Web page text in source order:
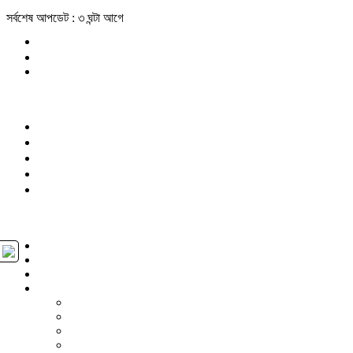
সর্বশেষ আপডেট : ৩ ঘন্টা আগে